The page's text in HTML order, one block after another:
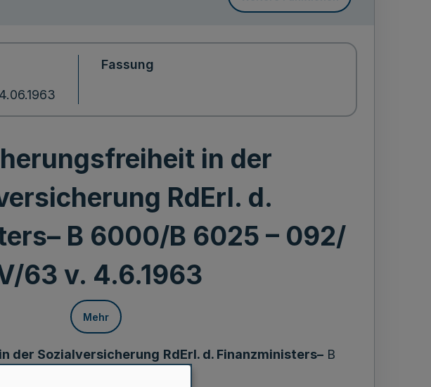
Fassung
in der
RdErl. d.
B 6000/B 6025 – 092/
63 v. 4.6.1963
Mehr
der Sozialversicherung RdErl. d. Finanzministers–B